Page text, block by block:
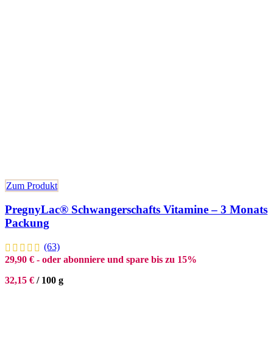
Zum Produkt
PregnyLac® Schwangerschafts Vitamine – 3 Monats
Packung
(63)
29,90 € - oder abonniere und spare bis zu 15%
32,15 € / 100 g